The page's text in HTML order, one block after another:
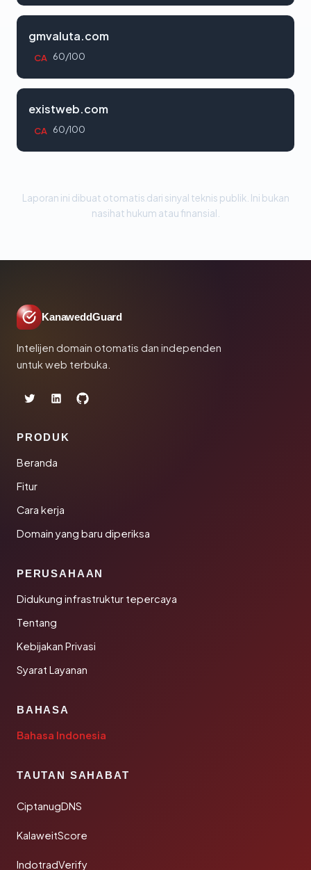
gmvaluta.com
CA 60/100
existweb.com
CA 60/100
Laporan ini dibuat otomatis dari sinyal teknis publik. Ini bukan
nasihat hukum atau finansial.
KanaweddGuard
Intelijen domain otomatis dan independen
untuk web terbuka.
PRODUK
Beranda
Fitur
Cara kerja
Domain yang baru diperiksa
PERUSAHAAN
Didukung infrastruktur tepercaya
Tentang
Kebijakan Privasi
Syarat Layanan
BAHASA
Bahasa Indonesia
TAUTAN SAHABAT
CiptanugDNS
KalaweitScore
IndotradVerify